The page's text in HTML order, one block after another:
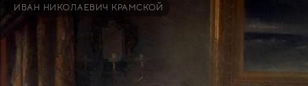
ИВАН НИКОЛАЕВИЧ КРАМСКОЙ